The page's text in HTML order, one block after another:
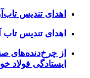
اهدای تندیس
اهدای تندیس
ایستادگی فولاد